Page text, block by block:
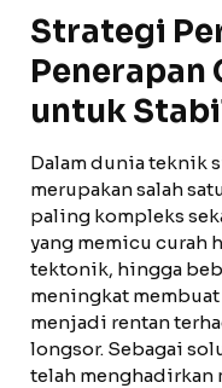
Strategi
Penerapan
untuk
Dalam dunia teknik
merupakan salah
paling kompleks
yang memicu curah
tektonik, hingga
meningkat
menjadi rentan
longsor. Sebagai
telah menghadirkan